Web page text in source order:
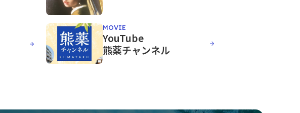
MOVIE
YouTube
熊薬チャンネル